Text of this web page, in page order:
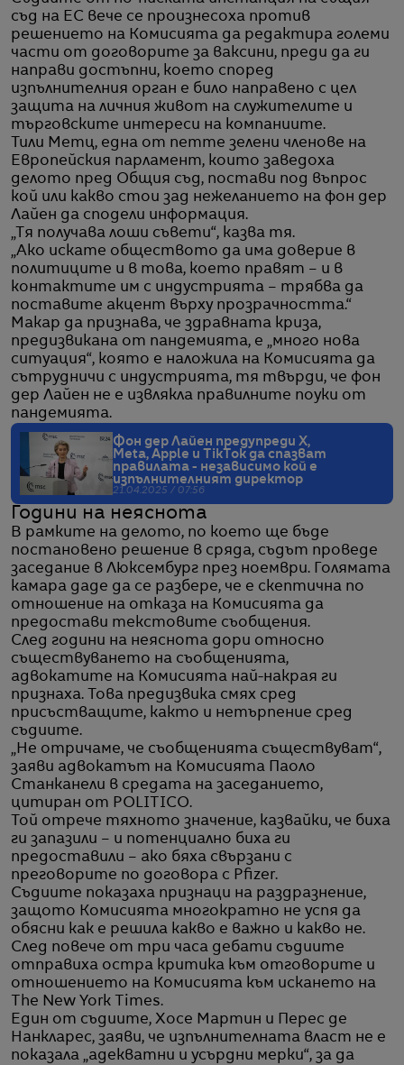
съд на ЕС вече се произнесоха против
решението на Комисията да редактира големи
части от договорите за ваксини, преди да ги
направи достъпни, което според
изпълнителния орган е било направено с цел
защита на личния живот на служителите и
търговските интереси на компаниите.
Тили Метц, една от петте зелени членове на
Европейския парламент, които заведоха
делото пред Общия съд, постави под въпрос
кой или какво стои зад нежеланието на фон дер
Лайен да сподели информация.
„Тя получава лоши съвети“, казва тя.
„Ако искате обществото да има доверие в
политиците и в това, което правят – и в
контактите им с индустрията – трябва да
поставите акцент върху прозрачността.“
Макар да признава, че здравната криза,
предизвикана от пандемията, е „много нова
ситуация“, която е наложила на Комисията да
сътрудничи с индустрията, тя твърди, че фон
дер Лайен не е извлякла правилните поуки от
пандемията.
Фон дер Лайен предупреди X,
Meta, Apple и TikTok да спазват
правилата - независимо кой е
изпълнителният директор
21.04.2025 / 07:56
Години на неяснота
В рамките на делото, по което ще бъде
постановено решение в сряда, съдът проведе
заседание в Люксембург през ноември. Голямата
камара даде да се разбере, че е скептична по
отношение на отказа на Комисията да
предостави текстовите съобщения.
След години на неяснота дори относно
съществуването на съобщенията,
адвокатите на Комисията най-накрая ги
признаха. Това предизвика смях сред
присъстващите, както и нетърпение сред
съдиите.
„Не отричаме, че съобщенията съществуват“,
заяви адвокатът на Комисията Паоло
Станканели в средата на заседанието,
цитиран от POLITICO.
Той отрече тяхното значение, казвайки, че биха
ги запазили – и потенциално биха ги
предоставили – ако бяха свързани с
преговорите по договора с Pfizer.
Съдиите показаха признаци на раздразнение,
защото Комисията многократно не успя да
обясни как е решила какво е важно и какво не.
След повече от три часа дебати съдиите
отправиха остра критика към отговорите и
отношението на Комисията към искането на
The New York Times.
Един от съдиите, Хосе Мартин и Перес де
Нанкларес, заяви, че изпълнителната власт не е
показала „адекватни и усърдни мерки“, за да